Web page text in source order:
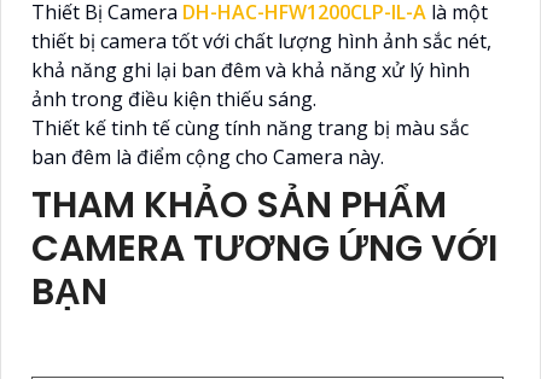
Thiết Bị Camera DH-HAC-HFW1200CLP-IL-A là một
thiết bị camera tốt với chất lượng hình ảnh sắc nét,
khả năng ghi lại ban đêm và khả năng xử lý hình
ảnh trong điều kiện thiếu sáng.
Thiết kế tinh tế cùng tính năng trang bị màu sắc
ban đêm là điểm cộng cho Camera này.
THAM KHẢO SẢN PHẨM
CAMERA TƯƠNG ỨNG VỚI
BẠN